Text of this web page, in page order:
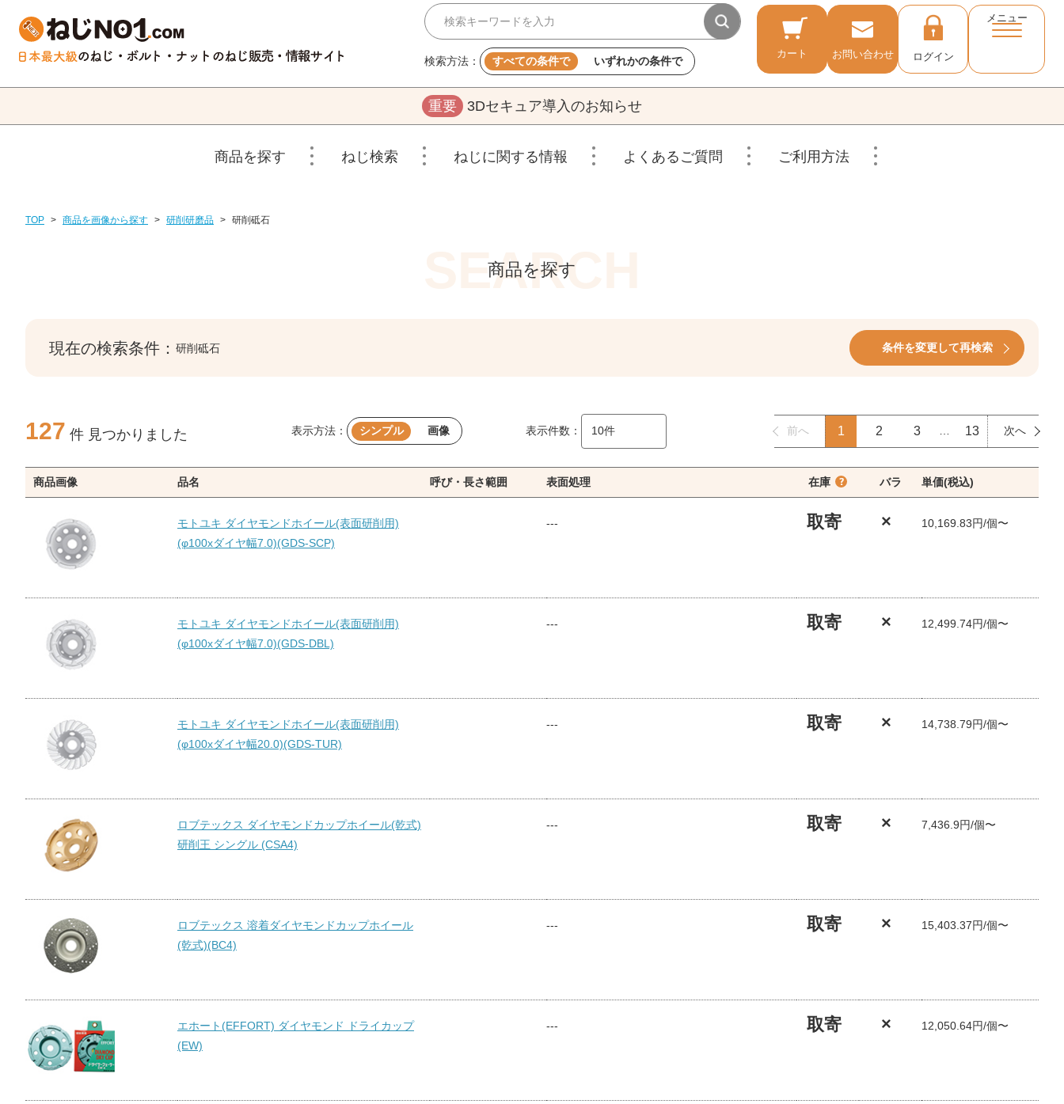
検索方法： すべての条件で いずれかの条件で
カート お問い合わせ ログイン
メニュー
重要 3Dセキュア導入のお知らせ
商品を探す ねじ検索 ねじに関する情報 よくあるご質問 ご利用方法
TOP > 商品を画像から探す > 研削研磨品 > 研削砥石
商品を探す
現在の検索条件： 研削砥石 条件を変更して再検索
127 件 見つかりました 表示方法： シンプル 画像 表示件数： 前へ 1 2 3 13 次へ
商品画像 品名 呼び・長さ範囲 表面処理 在庫 バラ 単価(税込)
モトユキ ダイヤモンドホイール(表面研削用)
(φ100xダイヤ幅7.0)(GDS-SCP)
--- 取寄 × 10,169.83円/個〜
モトユキ ダイヤモンドホイール(表面研削用)
(φ100xダイヤ幅7.0)(GDS-DBL)
--- 取寄 × 12,499.74円/個〜
モトユキ ダイヤモンドホイール(表面研削用)
(φ100xダイヤ幅20.0)(GDS-TUR)
--- 取寄 × 14,738.79円/個〜
ロブテックス ダイヤモンドカップホイール(乾式)
研削王 シングル (CSA4)
--- 取寄 × 7,436.9円/個〜
ロブテックス 溶着ダイヤモンドカップホイール
(乾式)(BC4)
--- 取寄 × 15,403.37円/個〜
エホート(EFFORT) ダイヤモンド ドライカップ
(EW)
--- 取寄 × 12,050.64円/個〜